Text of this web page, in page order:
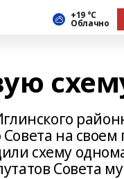
+19 °С
Облачно
на
схему
Совета